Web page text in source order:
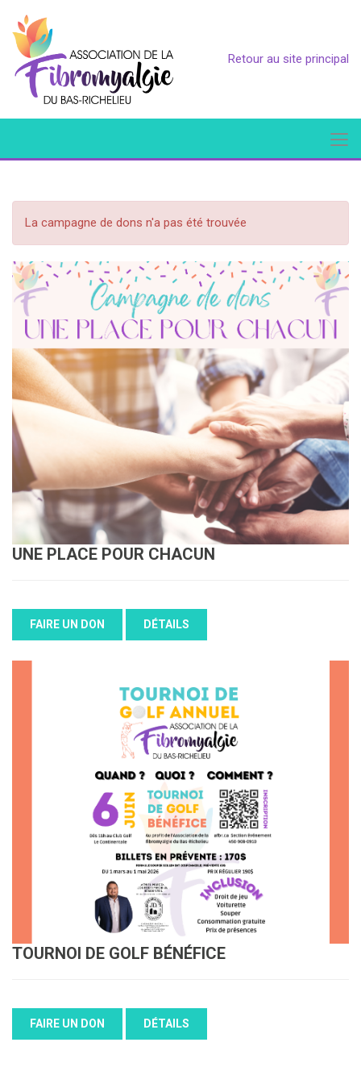
Retour au site principal
La campagne de dons n'a pas été trouvée
UNE PLACE POUR CHACUN
FAIRE UN DON DÉTAILS
TOURNOI DE GOLF BÉNÉFICE
FAIRE UN DON DÉTAILS